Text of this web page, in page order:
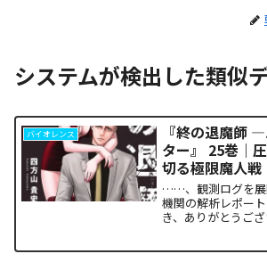
システムが検出した類似
バイオレンス
『終の退魔師
ター』 25巻｜
切る極限魔人
……、観測ログを展
機関の解析レポー
き、ありがとうご